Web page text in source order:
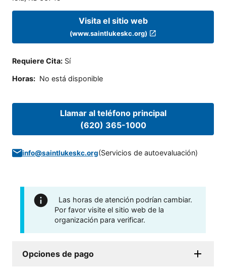
Visita el sitio web
(www.saintlukeskc.org)
Requiere Cita: Sí
Horas: No está disponible
Llamar al teléfono principal
(620) 365-1000
info@saintlukeskc.org(Servicios de autoevaluación)
Las horas de atención podrían cambiar.
Por favor visite el sitio web de la
organización para verificar.
Opciones de pago